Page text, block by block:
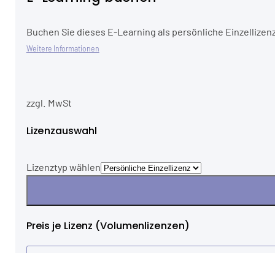
Buchen Sie dieses E-Learning als persönliche
Weitere Informationen
zzgl. MwSt
Lizenzauswahl
Lizenztyp wählen
Preis je Lizenz (Volumenlizenzen)